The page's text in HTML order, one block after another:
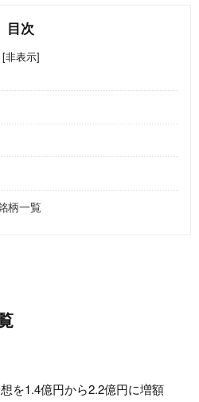
目次
[非表示]
柄一覧
を1.4億円から2.2億円に増額